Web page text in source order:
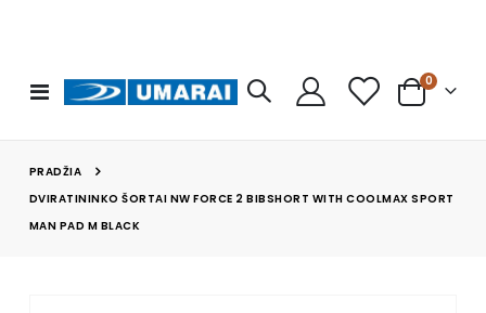
Toggle
Nav
Cart
0prekės
PRADŽIA
DVIRATININKO ŠORTAI NW FORCE 2 BIBSHORT WITH COOLMAX SPORT
MAN PAD M BLACK